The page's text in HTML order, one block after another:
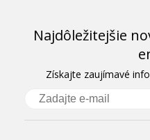
Najdôležitejšie
Získajte zaujímavé